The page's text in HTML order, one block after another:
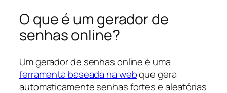
O que é um gerador de
senhas online?
Um gerador de senhas online é uma
ferramenta baseada na webque gera
automaticamente senhas fortes e aleatórias